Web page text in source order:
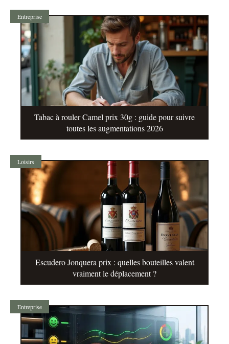
Entreprise
Tabac à rouler Camel prix 30g : guide pour suivre
toutes les augmentations 2026
Loisirs
Escudero Jonquera prix : quelles bouteilles valent
vraiment le déplacement ?
Entreprise